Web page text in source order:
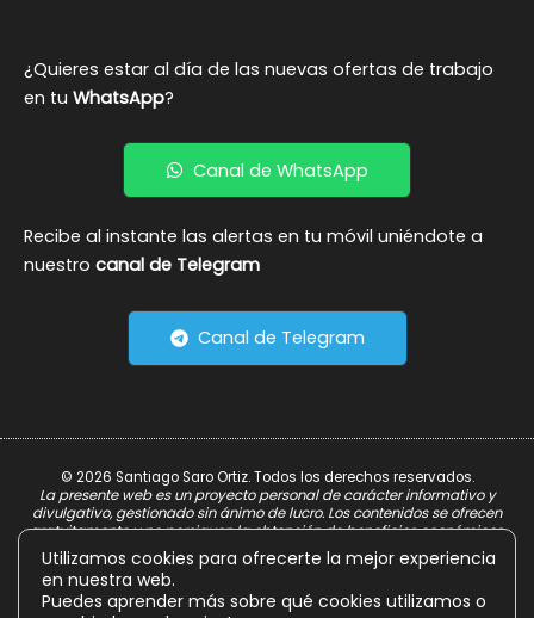
¿Quieres estar al día de las nuevas ofertas de trabajo
en tu WhatsApp?
Canal de WhatsApp
Recibe al instante las alertas en tu móvil uniéndote a
nuestro canal de Telegram
Canal de Telegram
© 2026 Santiago Saro Ortiz. Todos los derechos reservados.
La presente web es un proyecto personal de carácter informativo y
divulgativo, gestionado sin ánimo de lucro. Los contenidos se ofrecen
gratuitamente y no persiguen la obtención de beneficios económicos.
Política de Privacidad
Utilizamos cookies para ofrecerte la mejor experiencia
en nuestra web.
Puedes aprender más sobre qué cookies utilizamos o